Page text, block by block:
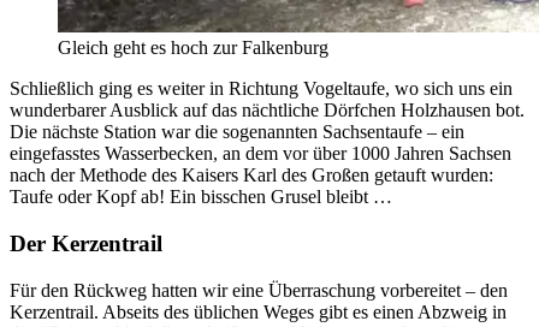
Gleich geht es hoch zur Falkenburg
Schließlich ging es weiter in Richtung Vogeltaufe, wo sich uns ein
wunderbarer Ausblick auf das nächtliche Dörfchen Holzhausen bot.
Die nächste Station war die sogenannten Sachsentaufe – ein
eingefasstes Wasserbecken, an dem vor über 1000 Jahren Sachsen
nach der Methode des Kaisers Karl des Großen getauft wurden:
Taufe oder Kopf ab! Ein bisschen Grusel bleibt …
Der Kerzentrail
Für den Rückweg hatten wir eine Überraschung vorbereitet – den
Kerzentrail. Abseits des üblichen Weges gibt es einen Abzweig in